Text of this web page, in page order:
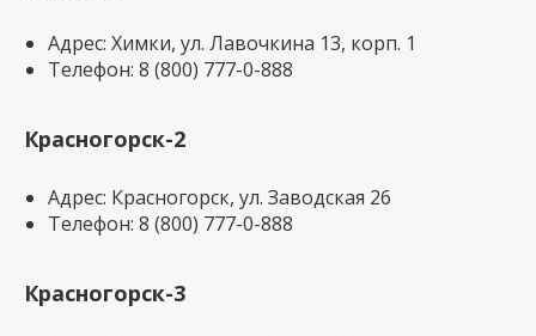
Адрес: Химки, ул. Лавочкина 13, корп. 1
Телефон: 8 (800) 777-0-888
Красногорск-2
Адрес: Красногорск, ул. Заводская 26
Телефон: 8 (800) 777-0-888
Красногорск-3